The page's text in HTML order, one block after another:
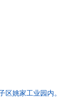
区姚家工业园内。